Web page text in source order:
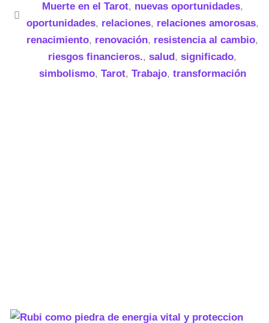
Muerte en el Tarot, nuevas oportunidades,
oportunidades, relaciones, relaciones amorosas,
renacimiento, renovación, resistencia al cambio,
riesgos financieros.,salud ,significado,
simbolismo, Tarot, Trabajo, transformación